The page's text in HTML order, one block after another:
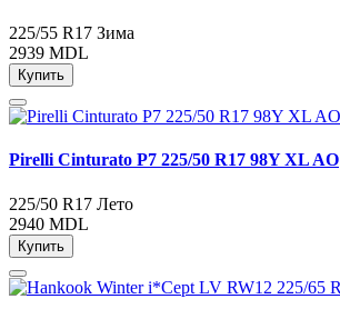
225/55 R17 Зима
2939 MDL
Купить
Pirelli Cinturato P7 225/50 R17 98Y XL AO
225/50 R17 Лето
2940 MDL
Купить